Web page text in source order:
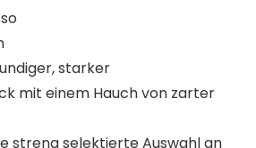
starker
mit einem Hauch von zarter
streng selektierte Auswahl an